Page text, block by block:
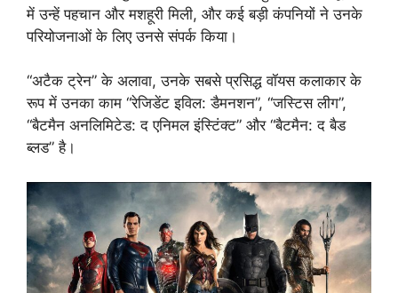
में उन्हें पहचान और मशहूरी मिली, और कई बड़ी कंपनियों ने उनके
परियोजनाओं के लिए उनसे संपर्क किया।
“अटैक ट्रेन” के अलावा, उनके सबसे प्रसिद्ध वॉयस कलाकार के
रूप में उनका काम “रेजिडेंट इविल: डैमनशन”, “जस्टिस लीग”,
“बैटमैन अनलिमिटेड: द एनिमल इंस्टिंक्ट” और “बैटमैन: द बैड
ब्लड” है।